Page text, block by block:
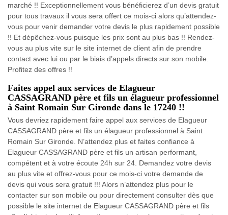
marché !! Exceptionnellement vous bénéficierez d’un devis gratuit
pour tous travaux il vous sera offert ce mois-ci alors qu’attendez-
vous pour venir demander votre devis le plus rapidement possible
!! Et dépêchez-vous puisque les prix sont au plus bas !! Rendez-
vous au plus vite sur le site internet de client afin de prendre
contact avec lui ou par le biais d’appels directs sur son mobile.
Profitez des offres !!
Faites appel aux services de Elagueur
CASSAGRAND père et fils un élagueur professionnel
à Saint Romain Sur Gironde dans le 17240 !!
Vous devriez rapidement faire appel aux services de Elagueur
CASSAGRAND père et fils un élagueur professionnel à Saint
Romain Sur Gironde. N’attendez plus et faites confiance à
Elagueur CASSAGRAND père et fils un artisan performant,
compétent et à votre écoute 24h sur 24. Demandez votre devis
au plus vite et offrez-vous pour ce mois-ci votre demande de
devis qui vous sera gratuit !!! Alors n’attendez plus pour le
contacter sur son mobile ou pour directement consulter dès que
possible le site internet de Elagueur CASSAGRAND père et fils